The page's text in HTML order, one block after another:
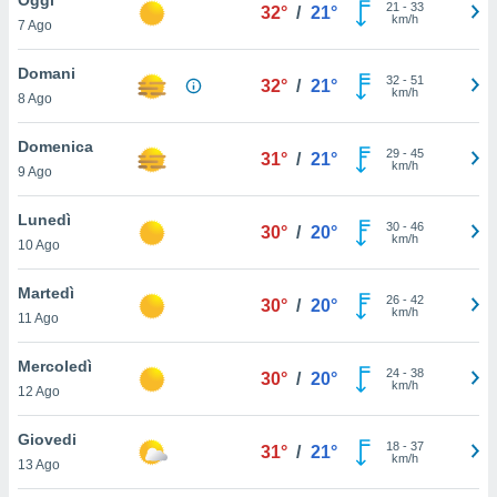
è
al sito
di
ci
di
il
un
la
nella
7 Ago
32° / 21° 21 - 33
km/h
Domani
8 Ago
32° / 21° 32- 51
km/h
Domenica
9 Ago
31° / 21° 29- 45
km/h
Lunedì
10 Ago
30° / 20° 30- 46
km/h
Martedì
11 Ago
30° / 20° 26- 42
km/h
Mercoledì
12 Ago
30° / 20° 24- 38
km/h
Giovedi
13 Ago
31° / 21° 18- 37
km/h